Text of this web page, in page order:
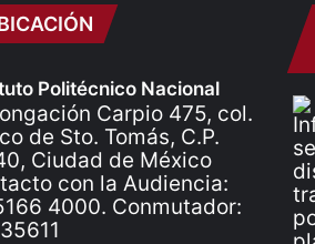
Politécnico Nacional
Carpio 475, col.
de Sto. Tomás, C.P.
Ciudad de México
con la Audiencia:
4000. Conmutador: